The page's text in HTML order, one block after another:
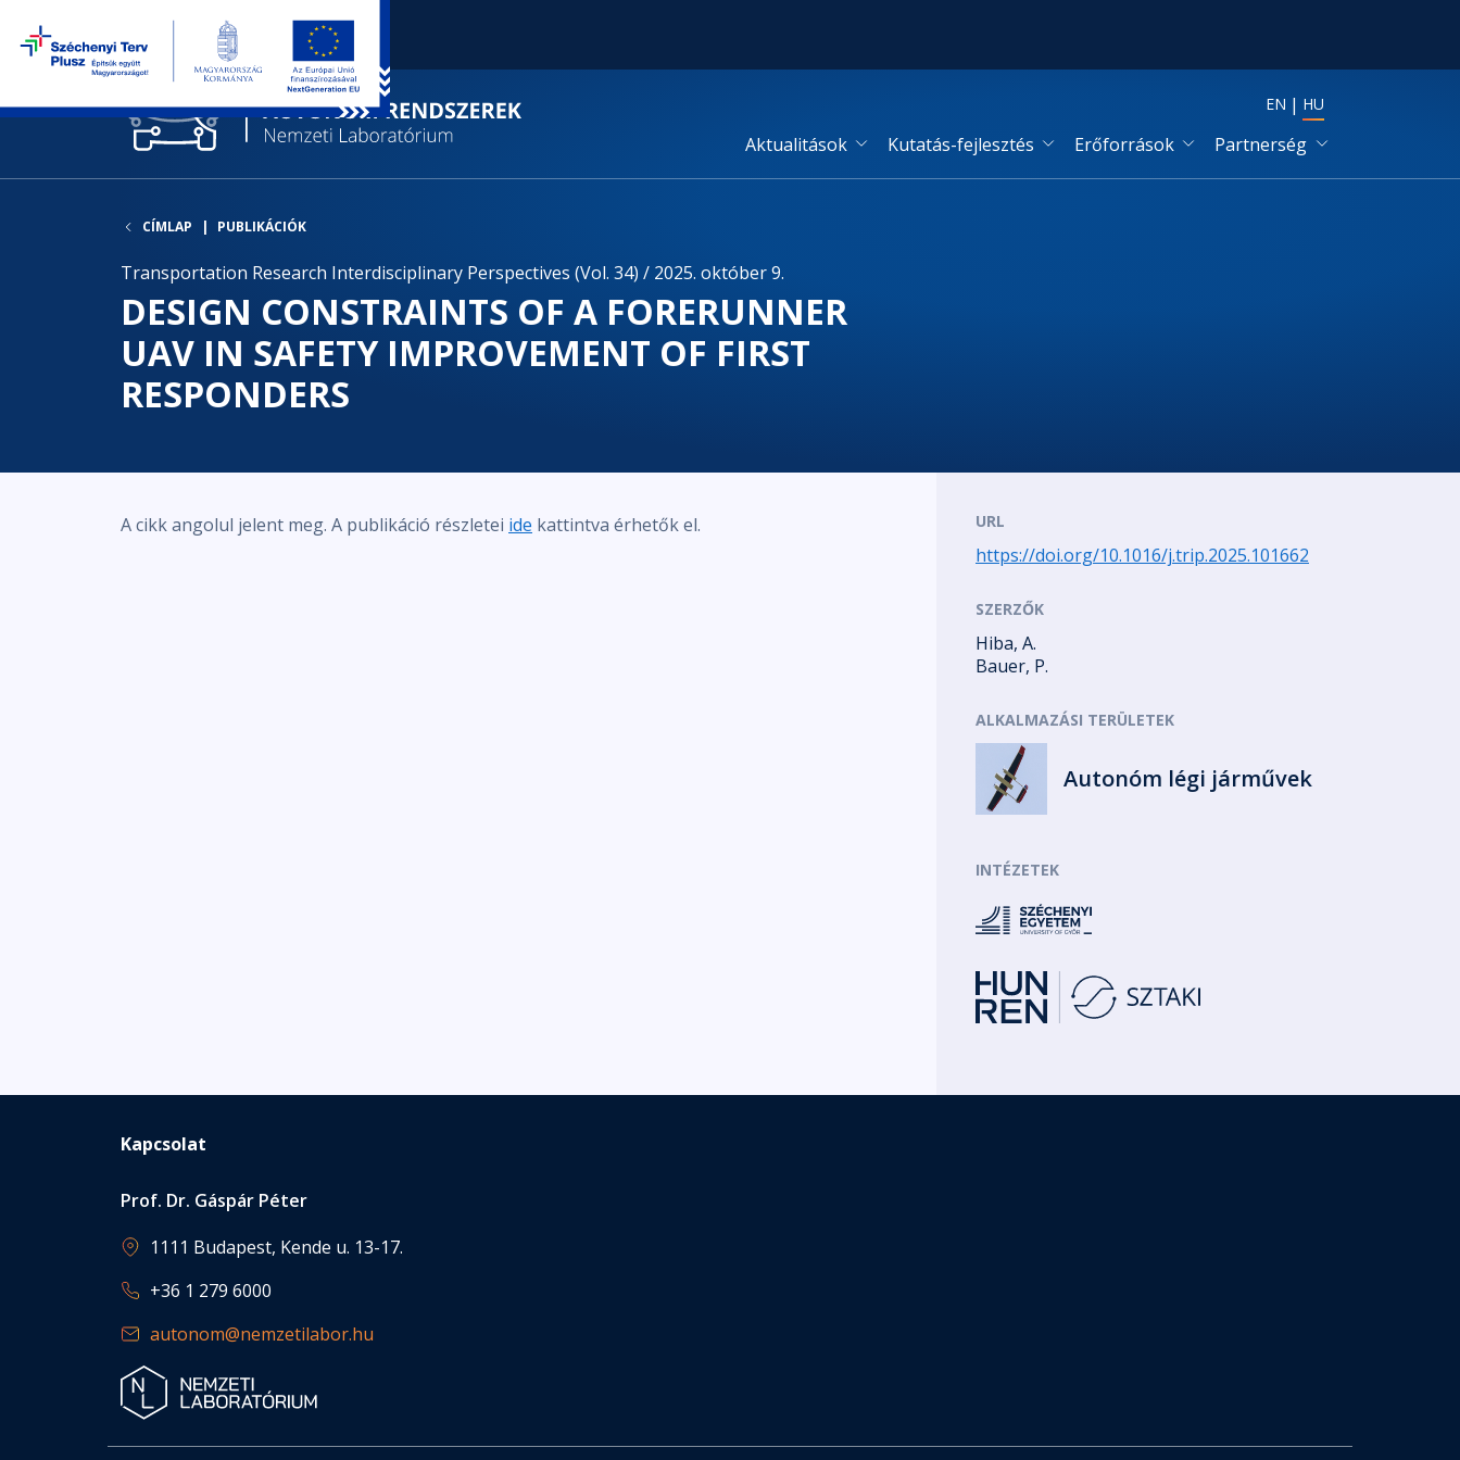
EN HU
Aktualitások Kutatás-fejlesztés Erőforrások Partnerség
CÍMLAP PUBLIKÁCIÓK
Transportation Research Interdisciplinary Perspectives (Vol. 34) / 2025. október 9.
DESIGN CONSTRAINTS OF A FORERUNNER
UAV IN SAFETY IMPROVEMENT OF FIRST
RESPONDERS
A cikk angolul jelent meg. A publikáció részletei ide kattintva érhetők el. URL
https://doi.org/10.1016/j.trip.2025.101662
SZERZŐK
Hiba, A.
Bauer, P.
ALKALMAZÁSI TERÜLETEK
Autonóm légi járművek
INTÉZETEK
Kapcsolat
Prof. Dr. Gáspár Péter
1111 Budapest, Kende u. 13-17.
+36 1 279 6000
autonom@nemzetilabor.hu